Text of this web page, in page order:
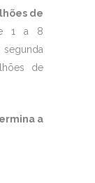
de
1 a 8
de
a